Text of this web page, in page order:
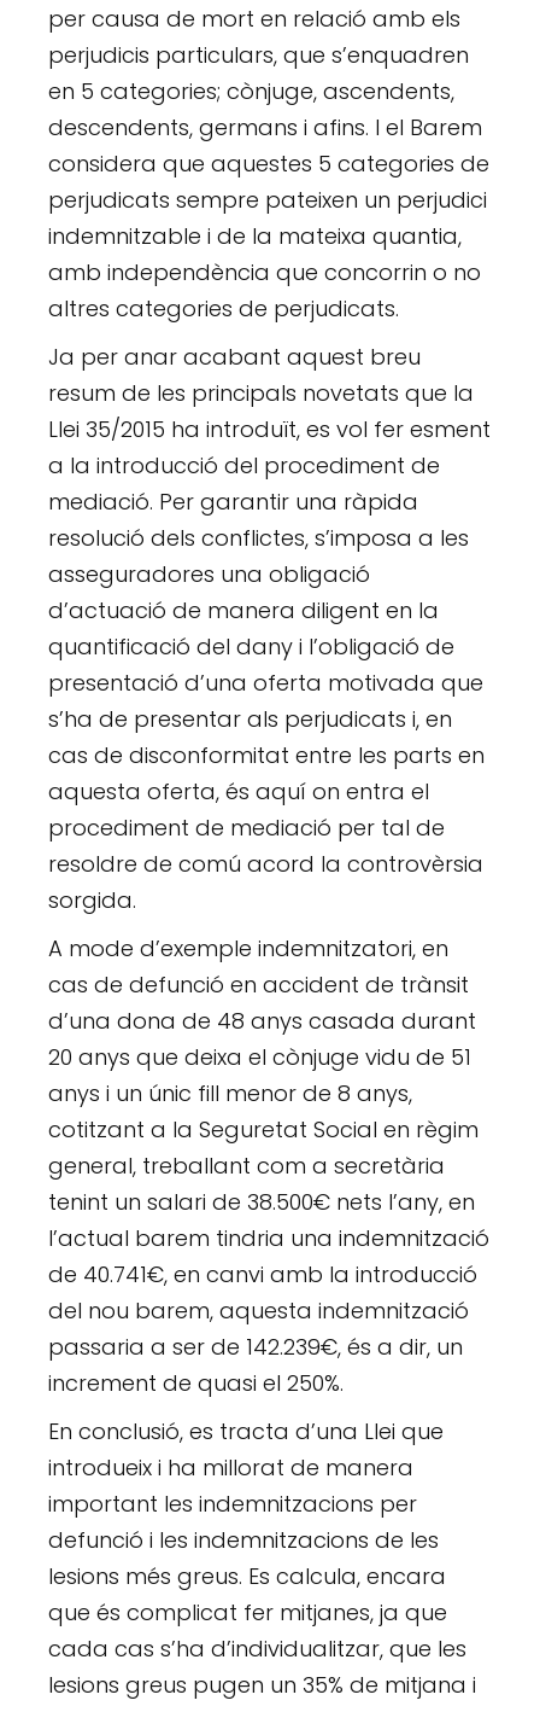
per causa de mort en relació amb els
perjudicis particulars, que s’enquadren
en 5 categories; cònjuge, ascendents,
descendents, germans i afins. I el Barem
considera que aquestes 5 categories de
perjudicats sempre pateixen un perjudici
indemnitzable i de la mateixa quantia,
amb independència que concorrin o no
altres categories de perjudicats.
Ja per anar acabant aquest breu
resum de les principals novetats que la
Llei 35/2015 ha introduït, es vol fer esment
a la introducció del procediment de
mediació. Per garantir una ràpida
resolució dels conflictes, s’imposa a les
asseguradores una obligació
d’actuació de manera diligent en la
quantificació del dany i l’obligació de
presentació d’una oferta motivada que
s’ha de presentar als perjudicats i, en
cas de disconformitat entre les parts en
aquesta oferta, és aquí on entra el
procediment de mediació per tal de
resoldre de comú acord la controvèrsia
sorgida.
A mode d’exemple indemnitzatori, en
cas de defunció en accident de trànsit
d’una dona de 48 anys casada durant
20 anys que deixa el cònjuge vidu de 51
anys i un únic fill menor de 8 anys,
cotitzant a la Seguretat Social en règim
general, treballant com a secretària
tenint un salari de 38.500€ nets l’any, en
l’actual barem tindria una indemnització
de 40.741€, en canvi amb la introducció
del nou barem, aquesta indemnització
passaria a ser de 142.239€, és a dir, un
increment de quasi el 250%.
En conclusió, es tracta d’una Llei que
introdueix i ha millorat de manera
important les indemnitzacions per
defunció i les indemnitzacions de les
lesions més greus. Es calcula, encara
que és complicat fer mitjanes, ja que
cada cas s’ha d’individualitzar, que les
lesions greus pugen un 35% de mitjana i